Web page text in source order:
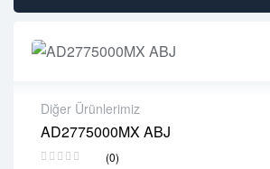
Diğer Ürünlerimiz
AD2775000MX ABJ
(0)
2 years warranty
Delivery time: 1-2 business days